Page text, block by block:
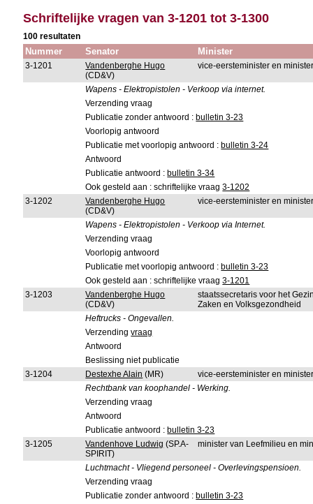
Schriftelijke vragen van 3-1201 tot 3-1300
100 resultaten
Nummer Senator Minister
3-1201
Vandenberghe Hugo
(CD&V)
vice-eersteminister en
Wapens - Elektropistolen - Verkoop via internet.
Verzending vraag
Publicatie zonder antwoord : bulletin 3-23
Voorlopig antwoord
Publicatie met voorlopig antwoord : bulletin 3-24
Antwoord
Publicatie antwoord : bulletin 3-34
Ook gesteld aan : schriftelijke vraag3-1202
3-1202
Vandenberghe Hugo
(CD&V)
vice-eersteminister en
Wapens - Elektropistolen - Verkoop via Internet.
Verzending vraag
Voorlopig antwoord
Publicatie met voorlopig antwoord : bulletin 3-23
Ook gesteld aan : schriftelijke vraag3-1201
3-1203
Vandenberghe Hugo
(CD&V)
staatssecretaris voor het
Zaken en Volksgezondheid
Heftrucks - Ongevallen.
Verzendingvraag
Antwoord
Beslissing niet publicatie
3-1204
Destexhe Alain (MR)
vice-eersteminister en
Rechtbank van koophandel - Werking.
Verzending vraag
Antwoord
Publicatie antwoord : bulletin 3-23
3-1205
Vandenhove Ludwig (SP.A-
SPIRIT)
minister van Leefmilieu en
Luchtmacht - Vliegend personeel - Overlevingspensioen.
Verzending vraag
Publicatie zonder antwoord : bulletin 3-23